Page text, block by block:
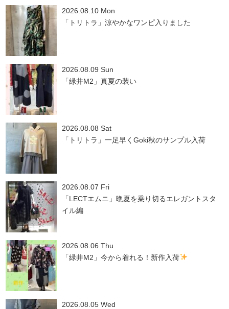
2026.08.10 Mon
「トリトラ」涼やかなワンピ入りました
2026.08.09 Sun
「緑井M2」真夏の装い
2026.08.08 Sat
「トリトラ」一足早くGoki秋のサンプル入荷
2026.08.07 Fri
「LECTエムニ」晩夏を乗り切るエレガントスタ
イル編
2026.08.06 Thu
「緑井M2」今から着れる！新作入荷
2026.08.05 Wed